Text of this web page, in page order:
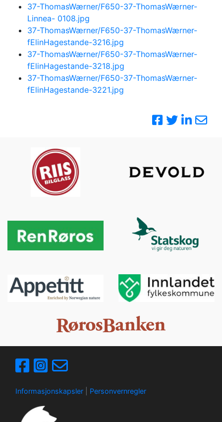
37-ThomasWærner/F650-37-ThomasWærner-
Linnea- 0108.jpg
37-ThomasWærner/F650-37-ThomasWærner-
fElinHagestande-3216.jpg
37-ThomasWærner/F650-37-ThomasWærner-
fElinHagestande-3218.jpg
37-ThomasWærner/F650-37-ThomasWærner-
fElinHagestande-3221.jpg
Informasjonskapsler Personvernregler